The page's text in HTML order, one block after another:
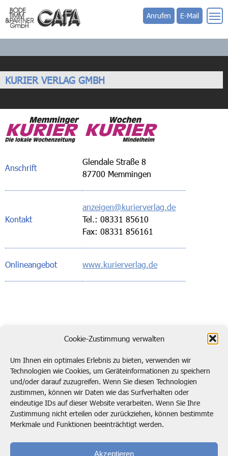
Cookie-Zustimmung verwalten
Um Ihnen ein optimales Erlebnis zu bieten, verwenden wir
Technologien wie Cookies, um Geräteinformationen zu speichern
und/oder darauf zuzugreifen. Wenn Sie diesen Technologien
zustimmen, können wir Daten wie das Surfverhalten oder
eindeutige IDs auf dieser Website verarbeiten. Wenn Sie Ihre
Zustimmung nicht erteilen oder zurückziehen, können bestimmte
Merkmale und Funktionen beeinträchtigt werden.
Akzeptieren
Anrufen E-Mail
KURIER VERLAG GMBH
Anschrift
Glendale Straße 8
87700 Memmingen
Kontakt
anzeigen@kurierverlag.de
Tel.: 08331 85610
Fax: 08331 856161
Onlineangebot www.kurierverlag.de
zurück zur Übersicht
Kontaktieren Sie uns!
post@btp.de
02104 138920
Bode, Timm & Partner GmbH
Marie-Curie-Straße 4